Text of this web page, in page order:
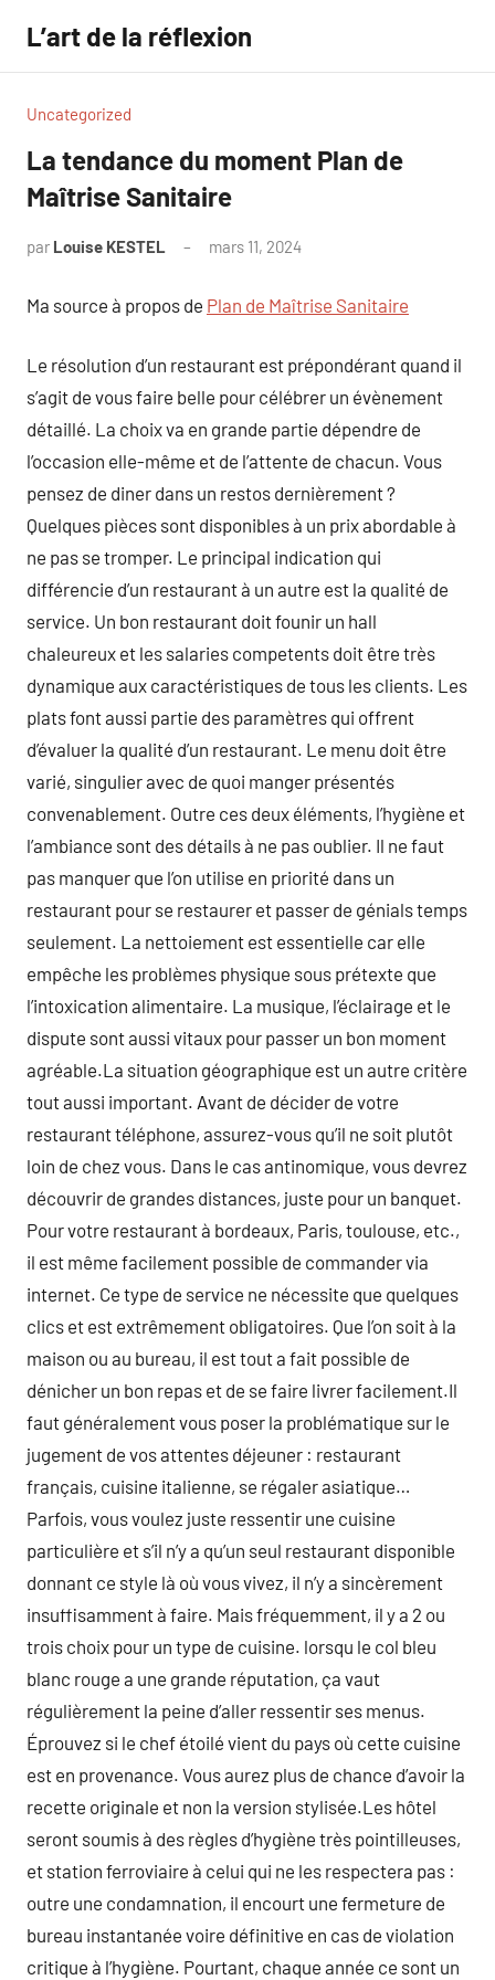
contenu
L’art de la réflexion
Uncategorized
La tendance du moment Plan de
Maîtrise Sanitaire
par Louise KESTEL mars 11, 2024
Ma source à propos de Plan de Maîtrise Sanitaire
Le résolution d’un restaurant est prépondérant quand il
s’agit de vous faire belle pour célébrer un évènement
détaillé. La choix va en grande partie dépendre de
l’occasion elle-même et de l’attente de chacun. Vous
pensez de diner dans un restos dernièrement ?
Quelques pièces sont disponibles à un prix abordable à
ne pas se tromper. Le principal indication qui
différencie d’un restaurant à un autre est la qualité de
service. Un bon restaurant doit founir un hall
chaleureux et les salaries competents doit être très
dynamique aux caractéristiques de tous les clients. Les
plats font aussi partie des paramètres qui offrent
d’évaluer la qualité d’un restaurant. Le menu doit être
varié, singulier avec de quoi manger présentés
convenablement. Outre ces deux éléments, l’hygiène et
l’ambiance sont des détails à ne pas oublier. Il ne faut
pas manquer que l’on utilise en priorité dans un
restaurant pour se restaurer et passer de génials temps
seulement. La nettoiement est essentielle car elle
empêche les problèmes physique sous prétexte que
l’intoxication alimentaire. La musique, l’éclairage et le
dispute sont aussi vitaux pour passer un bon moment
agréable.La situation géographique est un autre critère
tout aussi important. Avant de décider de votre
restaurant téléphone, assurez-vous qu’il ne soit plutôt
loin de chez vous. Dans le cas antinomique, vous devrez
découvrir de grandes distances, juste pour un banquet.
Pour votre restaurant à bordeaux, Paris, toulouse, etc.,
il est même facilement possible de commander via
internet. Ce type de service ne nécessite que quelques
clics et est extrêmement obligatoires. Que l’on soit à la
maison ou au bureau, il est tout a fait possible de
dénicher un bon repas et de se faire livrer facilement.Il
faut généralement vous poser la problématique sur le
jugement de vos attentes déjeuner : restaurant
français, cuisine italienne, se régaler asiatique…
Parfois, vous voulez juste ressentir une cuisine
particulière et s’il n’y a qu’un seul restaurant disponible
donnant ce style là où vous vivez, il n’y a sincèrement
insuffisamment à faire. Mais fréquemment, il y a 2 ou
trois choix pour un type de cuisine. lorsqu le col bleu
blanc rouge a une grande réputation, ça vaut
régulièrement la peine d’aller ressentir ses menus.
Éprouvez si le chef étoilé vient du pays où cette cuisine
est en provenance. Vous aurez plus de chance d’avoir la
recette originale et non la version stylisée.Les hôtel
seront soumis à des règles d’hygiène très pointilleuses,
et station ferroviaire à celui qui ne les respectera pas :
outre une condamnation, il encourt une fermeture de
bureau instantanée voire définitive en cas de violation
critique à l’hygiène. Pourtant, chaque année ce sont un